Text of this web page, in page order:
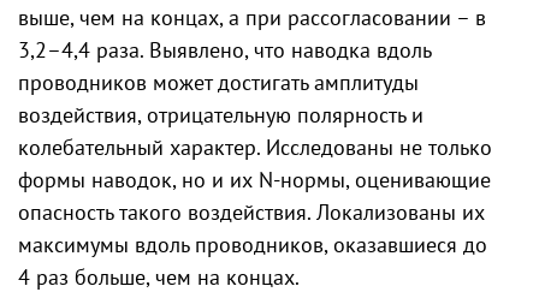
выше, чем на концах, а при рассогласовании – в
3,2–4,4 раза. Выявлено, что наводка вдоль
проводников может достигать амплитуды
воздействия, отрицательную полярность и
колебательный характер. Исследованы не только
формы наводок, но и их N-нормы, оценивающие
опасность такого воздействия. Локализованы их
максимумы вдоль проводников, оказавшиеся до
4 раз больше, чем на концах.